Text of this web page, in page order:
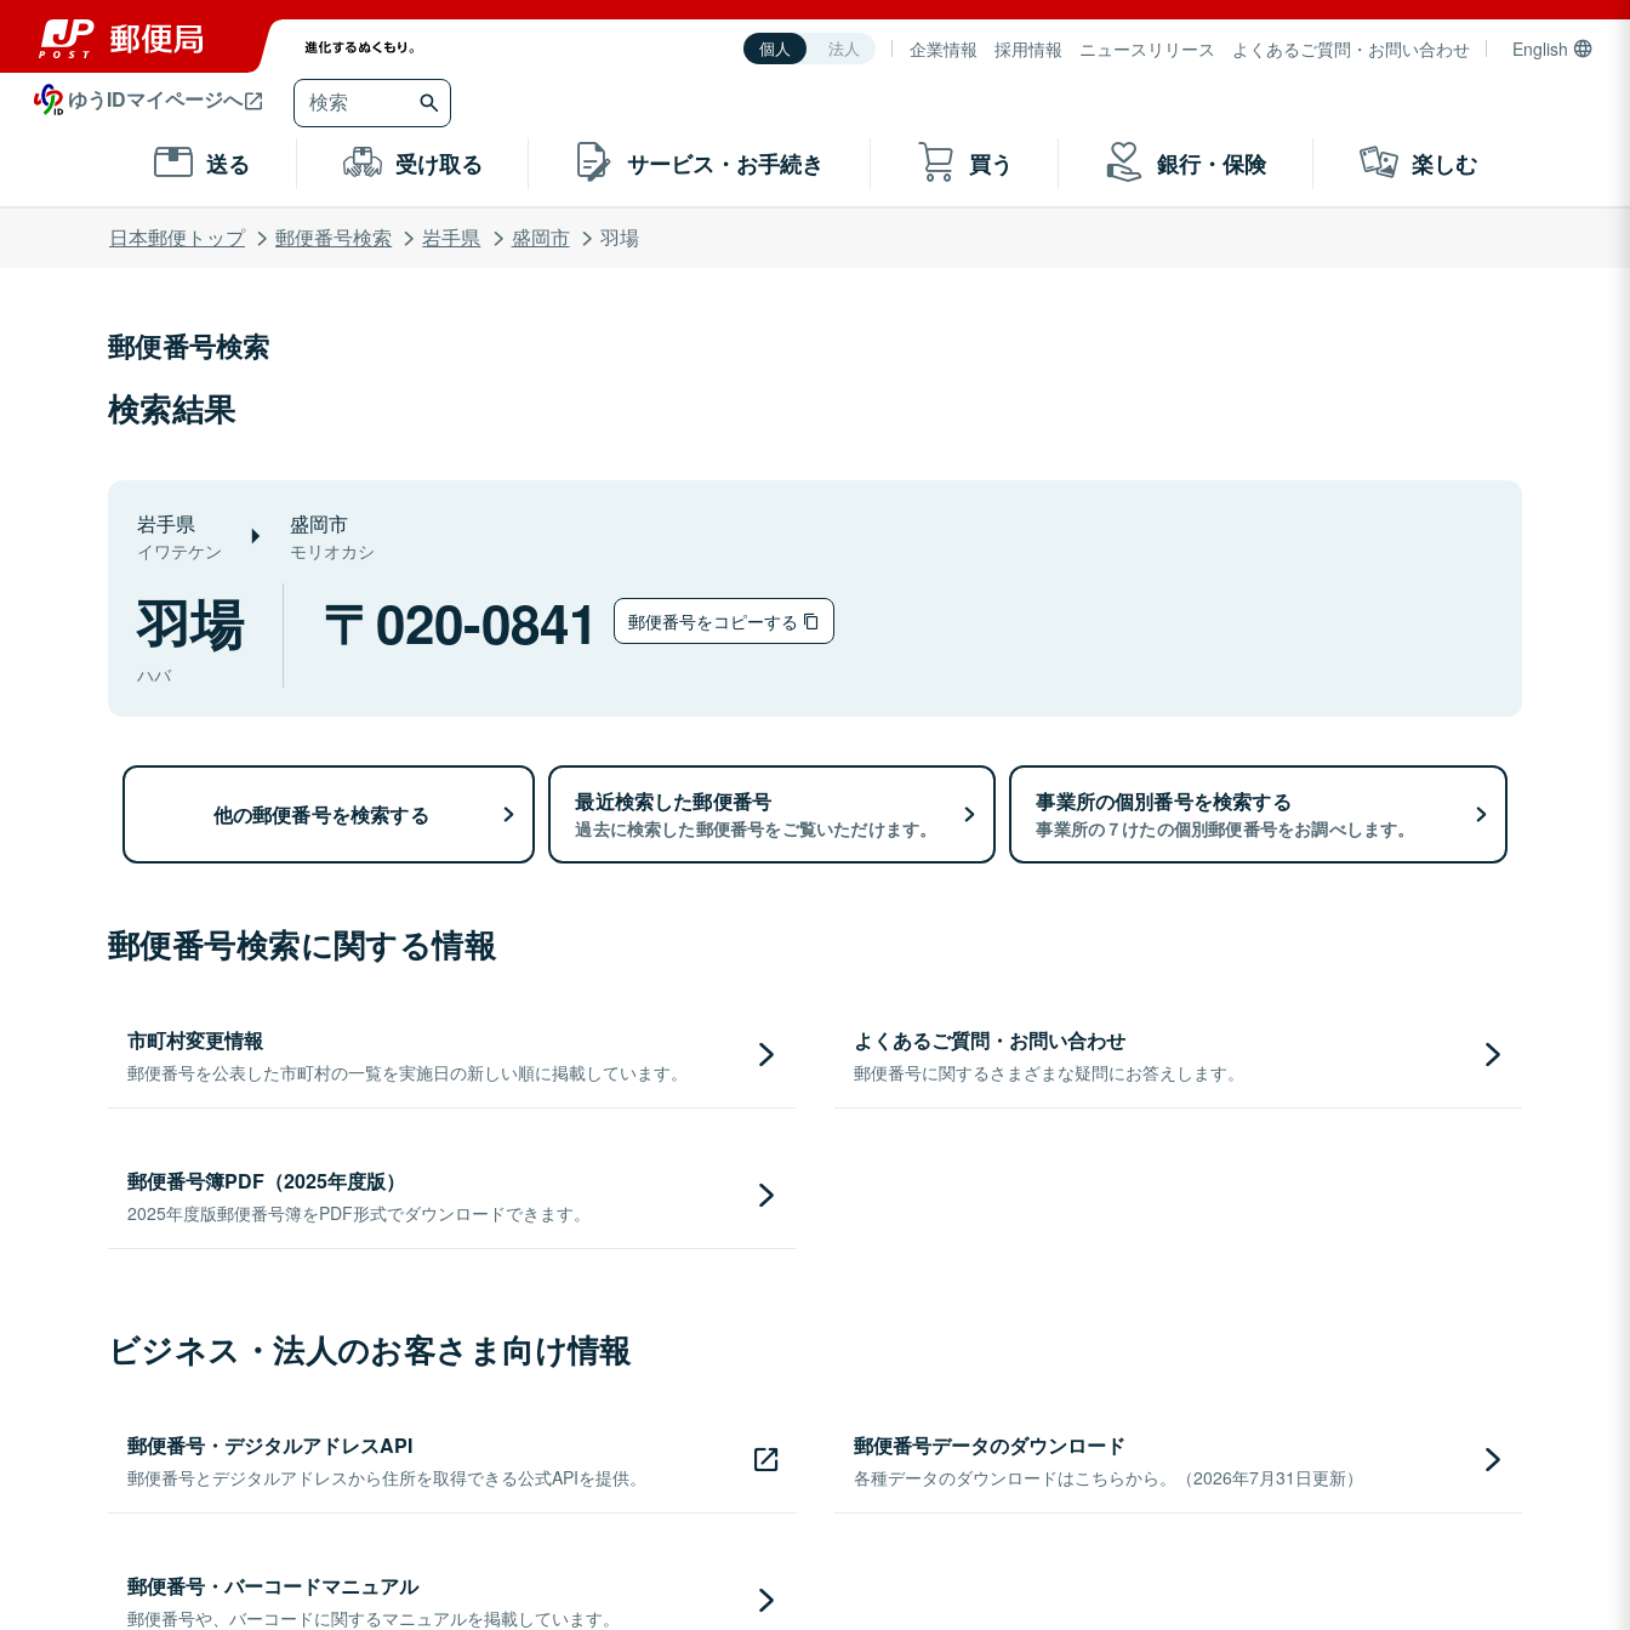
個人 法人 企業情報 採用情報 ニュースリリース よくあるご質問・お問い合わせ English
ゆうIDマイページへ
送る 受け取る サービス・お手続き 買う 銀行・保険 楽しむ
日本郵便トップ 郵便番号検索 岩手県 盛岡市 羽場
郵便番号検索
検索結果
岩手県
イワテケン
盛岡市
モリオカシ
羽場
ハバ
020-0841 郵便番号をコピーする
他の郵便番号を検索する 最近検索した郵便番号
過去に検索した郵便番号をご覧いただけます。
事業所の個別番号を検索する
事業所の７けたの個別郵便番号をお調べします。
郵便番号検索に関する情報
市町村変更情報
郵便番号を公表した市町村の一覧を実施日の新しい順に掲載しています。
よくあるご質問・お問い合わせ
郵便番号に関するさまざまな疑問にお答えします。
郵便番号簿PDF（2025年度版）
2025年度版郵便番号簿をPDF形式でダウンロードできます。
ビジネス・法人のお客さま向け情報
郵便番号・デジタルアドレスAPI
郵便番号とデジタルアドレスから住所を取得できる公式APIを提供。
郵便番号データのダウンロード
各種データのダウンロードはこちらから。（2026年7月31日更新）
郵便番号・バーコードマニュアル
郵便番号や、バーコードに関するマニュアルを掲載しています。